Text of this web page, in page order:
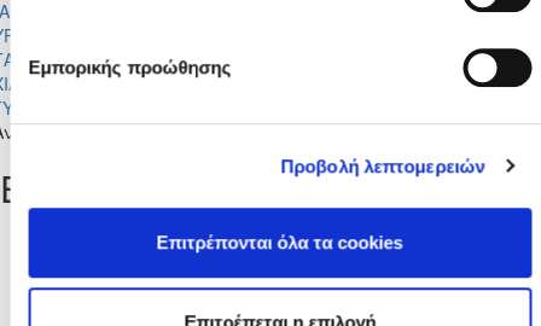
Εμπορικής προώθησης
Προβολή λεπτομερειών
Επιτρέπονται όλα τα cookies
Επιτρέπεται η επιλογή
(1)
(1)0 1183
0
Κατηγορία Παίδων Κ-15 2025/26
Ειδήσεις